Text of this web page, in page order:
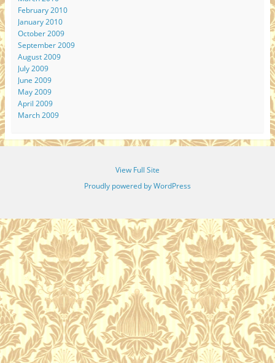
February 2010
January 2010
October 2009
September 2009
August 2009
July 2009
June 2009
May 2009
April 2009
March 2009
View Full Site
Proudly powered by WordPress